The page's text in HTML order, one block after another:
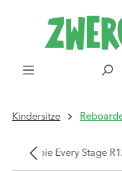
Zum Hauptinhalt springen
Kindersitze
Bildergalerie